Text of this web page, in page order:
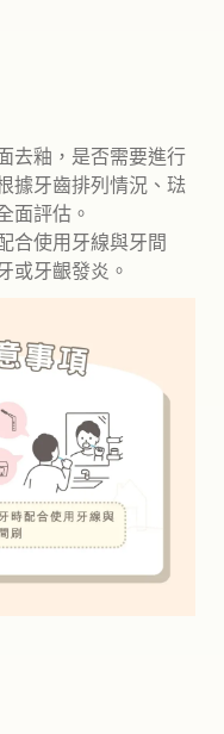
去釉，是否需要進行
據牙齒排列情況、琺
面評估。
合使用牙線與牙間
或牙齦發炎。